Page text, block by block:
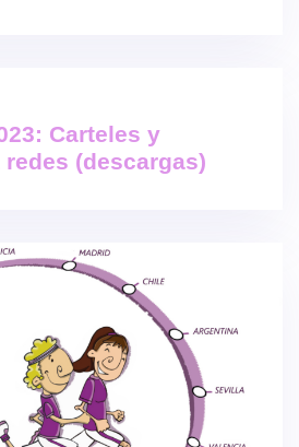
Carteles y
(descargas)